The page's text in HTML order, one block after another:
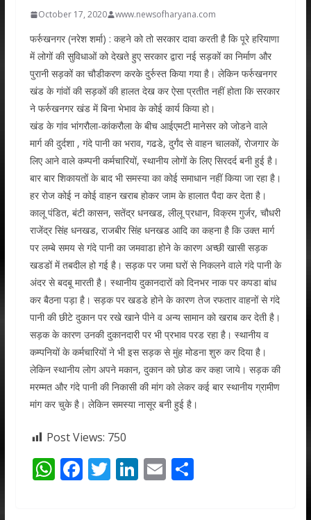
October 17, 2020 www.newsofharyana.com
फर्रुखनगर (नरेश शर्मा) : कहने को तो सरकार दावा करती है कि पूरे हरियाणा
में लोगों की सुविधाओं को देखते हुए सरकार द्वारा नई सड़कों का निर्माण और
पुरानी सड़कों का चौडीकरण करके दुर्रुस्त किया गया है। लेकिन फर्रुखनगर
खंड के गांवों की सड़कों की हालत देख कर ऐसा प्रतीत नहीं होता कि सरकार
ने फर्रुखनगर खंड में बिना भेभाव के कोई कार्य किया हो।
खंड के गांव भांगरौला-कांकरौला के बीच आईएमटी मानेसर को जोडने वाले
मार्ग की दुर्दशा , गंदे पानी का भराव, गढडे, दुर्गंद से वाहन चालकों, रोजगार के
लिए आने वाले कम्पनी कर्मचारियों, स्थानीय लोगों के लिए सिरदर्द बनी हुई है।
बार बार शिकायतों के बाद भी समस्या का कोई समाधान नहीं किया जा रहा है।
हर रोज कोई न कोई वाहन खराब होकर जाम के हालात पैदा कर देता है।
कालू पंडित, बंटी कासन, सतेंद्र धनखड, लीलू प्रधान, विक्रम गुर्जर, चौधरी
राजेंद्र सिंह धनखड, राजबीर सिंह धनखड आदि का कहना है कि उक्त मार्ग
पर लम्बे समय से गंदे पानी का जमवाडा होने के कारण अच्छी खासी सड़क
खडडों में तबदील हो गई है। सड़क पर जमा घरों से निकलने वाले गंदे पानी के
अंदर से बदबू मारती है। स्थानीय दुकानदारों को दिनभर नाक पर कपडा बांध
कर बैठना पड़ा है। सड़क पर खडडे होने के कारण तेज रफतार वाहनों से गंदे
पानी की छीटे दुकान पर रखे खाने पीने व अन्य सामान को खराब कर देती है।
सड़क के कारण उनकी दुकानदारी पर भी प्रभाव परड रहा है। स्थानीय व
कम्पनियों के कर्मचारियों ने भी इस सड़क से मुंह मोडना शुरु कर दिया है।
लेकिन स्थानीय लोग अपने मकान, दुकान को छोड कर कहा जाये। सड़क की
मरम्मत और गंदे पानी की निकासी की मांग को लेकर कई बार स्थानीय ग्रामीण
मांग कर चुके है। लेकिन समस्या नासूर बनी हुई है।
Post Views: 750
W F T Li E S